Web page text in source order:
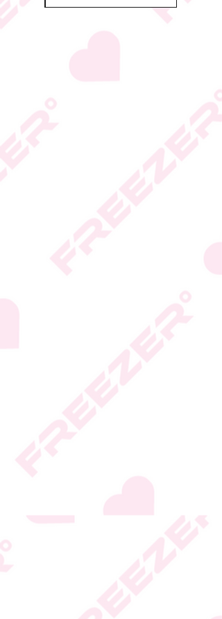
הכשרות על פי החלטת
היצרן או גוף הכשרות;
המידע המעודכן מופיע על
* טעות סופר בתיאור המוצר
* ט.ל.ח.